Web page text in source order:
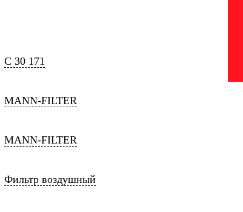
C 30 171
MANN-FILTER
MANN-FILTER
Фильтр воздушный